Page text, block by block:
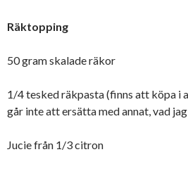
Räktopping
50 gram skalade räkor
1/4 tesked räkpasta (finns att köpa i
går inte att ersätta med annat, vad
Jucie från 1/3 citron